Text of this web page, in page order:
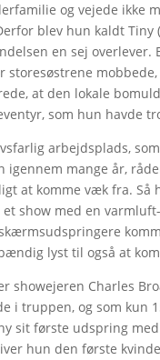
og vejede ikke
blev hun kaldt Tiny
en sej overlever.
storesøstrene mobbede,
at den lokale
som hun havde
arbejdsplads,
igennem mange år,
at komme væk fra. Så
et show med en
lyst til også at
showejeren Charles
i truppen, og som kun
sit første udspring
hun den første